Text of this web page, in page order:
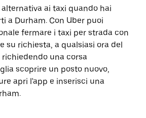
ai taxi quando hai
a Durham. Con Uber puoi
fermare i taxi per strada con
su richiesta, a qualsiasi ora del
richiedendo una corsa
scoprire un posto nuovo,
apri l'app e inserisci una